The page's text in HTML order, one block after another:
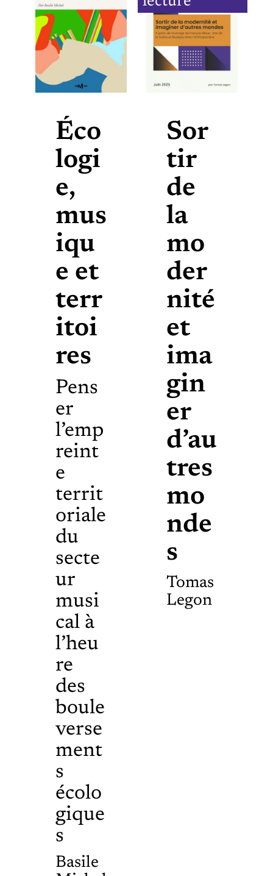
Éco
logi
e,
mus
iqu
e et
terr
itoi
res
Pens
er
l’emp
reint
e
territ
oriale
du
secte
ur
musi
cal à
l’heu
re
des
boule
verse
ment
s
écolo
gique
s
Basile
Sor
tir
de
la
mo
der
nité
et
ima
gin
er
d’au
tres
mo
nde
s
Tomas
Legon